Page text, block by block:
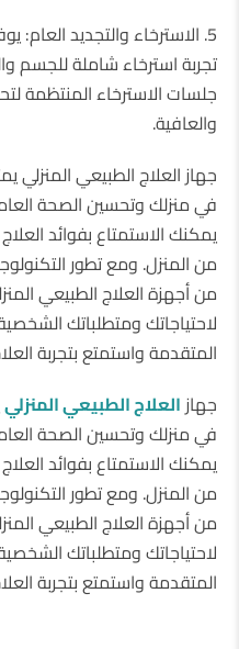
5. الاسترخاء والتجديد العام:
تجربة استرخاء شاملة
جلسات الاسترخاء المنتظمة
والعافية.
جهاز العلاج الطبيعي المنزلي
في منزلك وتحسين الصحة
يمكنك الاستمتاع بفوائد
من المنزل. ومع تطور
من أجهزة العلاج الطبيعي
لاحتياجاتك ومتطلباتك
المتقدمة واستمتع بتجربة
جهاز العلاج الطبيعي المنزلي
في منزلك وتحسين الصحة
يمكنك الاستمتاع بفوائد
من المنزل. ومع تطور
من أجهزة العلاج الطبيعي
لاحتياجاتك ومتطلباتك
المتقدمة واستمتع بتجربة